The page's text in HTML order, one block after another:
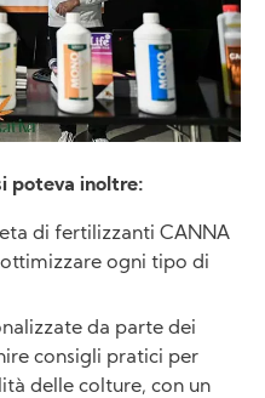
poteva inoltre:
di fertilizzanti CANNA
ogni tipo di
da parte dei
consigli pratici per
delle colture, con un